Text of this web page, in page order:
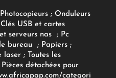
Photocopieurs; Onduleurs
Clés USB et cartes
serveurs nas ; Pc
bureau ; Papiers;
laser; Toutes les
Pièces détachées pour
categori